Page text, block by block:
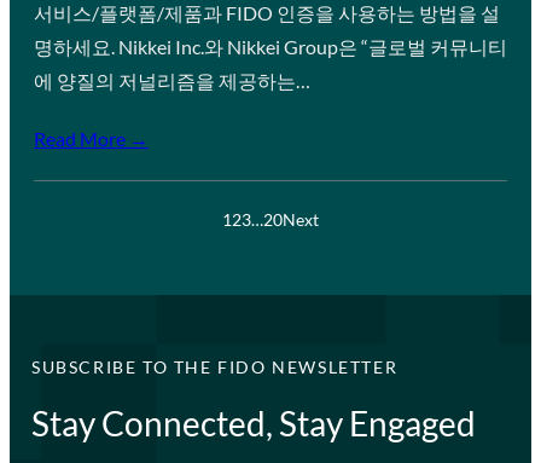
서비스/플랫폼/제품과 FIDO 인증을 사용하는 방법을 설
명하세요. Nikkei Inc.와 Nikkei Group은 “글로벌 커뮤니티
에 양질의 저널리즘을 제공하는…
Read More →
123…20Next
SUBSCRIBE TO THE FIDO NEWSLETTER
Stay Connected, Stay Engaged